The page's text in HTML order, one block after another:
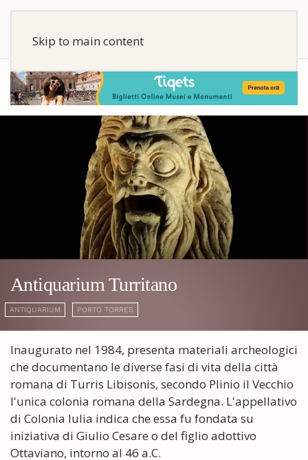
Skip to main content
Antiquarium Turritano
ANTIQUARIUM PORTO TORRES
Inaugurato nel 1984, presenta materiali archeologici
che documentano le diverse fasi di vita della città
romana di Turris Libisonis, secondo Plinio il Vecchio
l'unica colonia romana della Sardegna. L'appellativo
di Colonia Iulia indica che essa fu fondata su
iniziativa di Giulio Cesare o del figlio adottivo
Ottaviano, intorno al 46 a.C.